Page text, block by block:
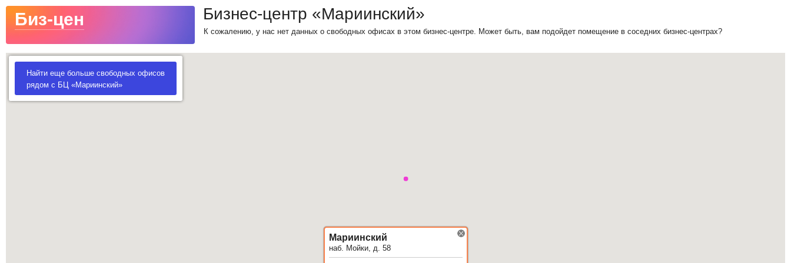
Биз-цен Бизнес-центр «Мариинский»
К сожалению, у нас нет данных о свободных офисах в этом бизнес-центре. Может быть, вам подойдет помещение в соседних бизнес-центрах?
Мариинский
наб. Мойки, д. 58
Найти еще больше свободных офисов
рядом с БЦ «Мариинский»